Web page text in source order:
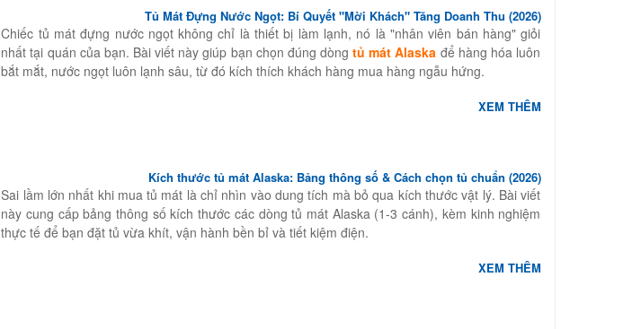
Tủ Mát Đựng Nước Ngọt: Bí Quyết "Mời Khách" Tăng Doanh Thu (2026)
Chiếc tủ mát đựng nước ngọt không chỉ là thiết bị làm lạnh, nó là "nhân viên bán hàng" giỏi
nhất tại quán của bạn. Bài viết này giúp bạn chọn đúng dòngtủ mát Alaska để hàng hóa luôn
bắt mắt, nước ngọt luôn lạnh sâu, từ đó kích thích khách hàng mua hàng ngẫu hứng.
XEM THÊM
Kích thước tủ mát Alaska: Bảng thông số & Cách chọn tủ chuẩn (2026)
Sai lầm lớn nhất khi mua tủ mát là chỉ nhìn vào dung tích mà bỏ qua kích thước vật lý. Bài viết
này cung cấp bảng thông số kích thước các dòng tủ mát Alaska (1-3 cánh), kèm kinh nghiệm
thực tế để bạn đặt tủ vừa khít, vận hành bền bỉ và tiết kiệm điện.
XEM THÊM